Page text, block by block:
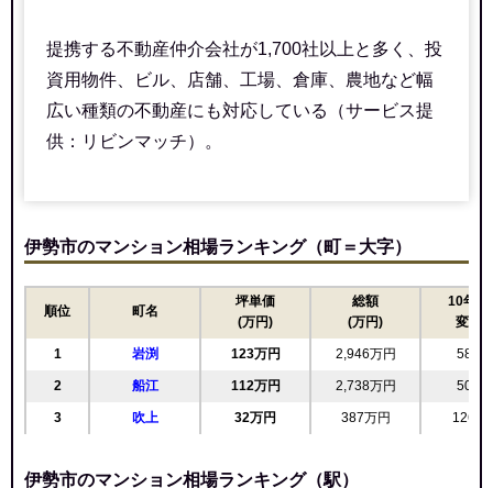
提携する不動産仲介会社が1,700社以上と多く、投
資用物件、ビル、店舗、工場、倉庫、農地など幅
広い種類の不動産にも対応している（サービス提
供：リビンマッチ）。
伊勢市のマンション相場ランキング（町＝大字）
順位 町名
坪単価
(万円)
総額
(万円)
10年前
変動
1 岩渕 123万円 2,946万円
2 船江 112万円 2,738万円
3 吹上 32万円 387万円
伊勢市のマンション相場ランキング（駅）